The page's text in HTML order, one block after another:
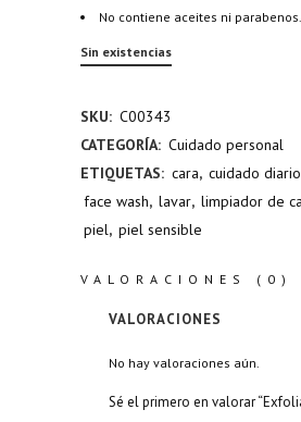
No contiene aceites ni parabenos.
Sin existencias
SKU: C00343
CATEGORÍA: Cuidado personal
ETIQUETAS: cara, cuidado diario
face wash, lavar, limpiador de
piel, piel sensible
VALORACIONES (0)
VALORACIONES
No hay valoraciones aún.
Sé el primero en valorar